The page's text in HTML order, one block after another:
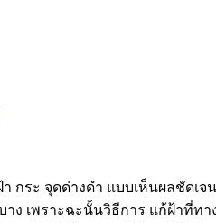
กระ จุดด่างดำ แบบเห็นผลชัด
ง เพราะฉะนั้นวิธีการ แก้ฝ้าที่ท